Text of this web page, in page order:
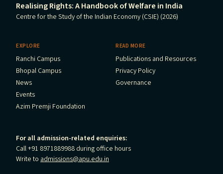
Realising Rights: A Handbook of Welfare in India
Centre for the Study of the Indian Economy (CSIE) (2026)
EXPLORE
Ranchi Campus
Bhopal Campus
News
Events
Azim Premji Foundation
READ MORE
Publications and Resources
Privacy Policy
Governance
For all admission-related enquiries:
Call +91 8971889988 during office hours
Write to admissions@apu.edu.in